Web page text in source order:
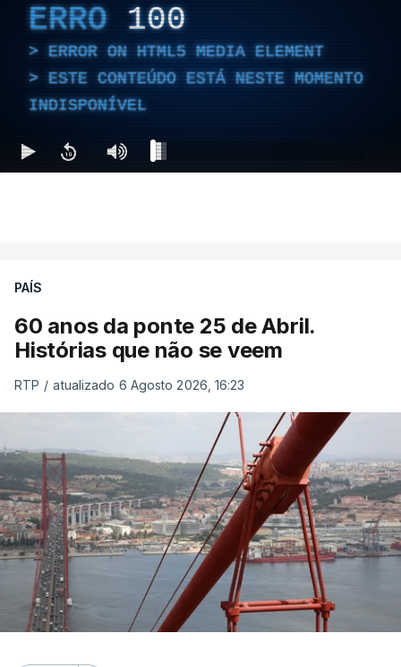
ERRO 100
ERROR ON HTML5 MEDIA ELEMENT
ESTE CONTEÚDO ESTÁ NESTE MOMENTO
INDISPONÍVEL
PAÍS
60 anos da ponte 25 de Abril.
Histórias que não se veem
RTP / atualizado 6 Agosto 2026, 16:23